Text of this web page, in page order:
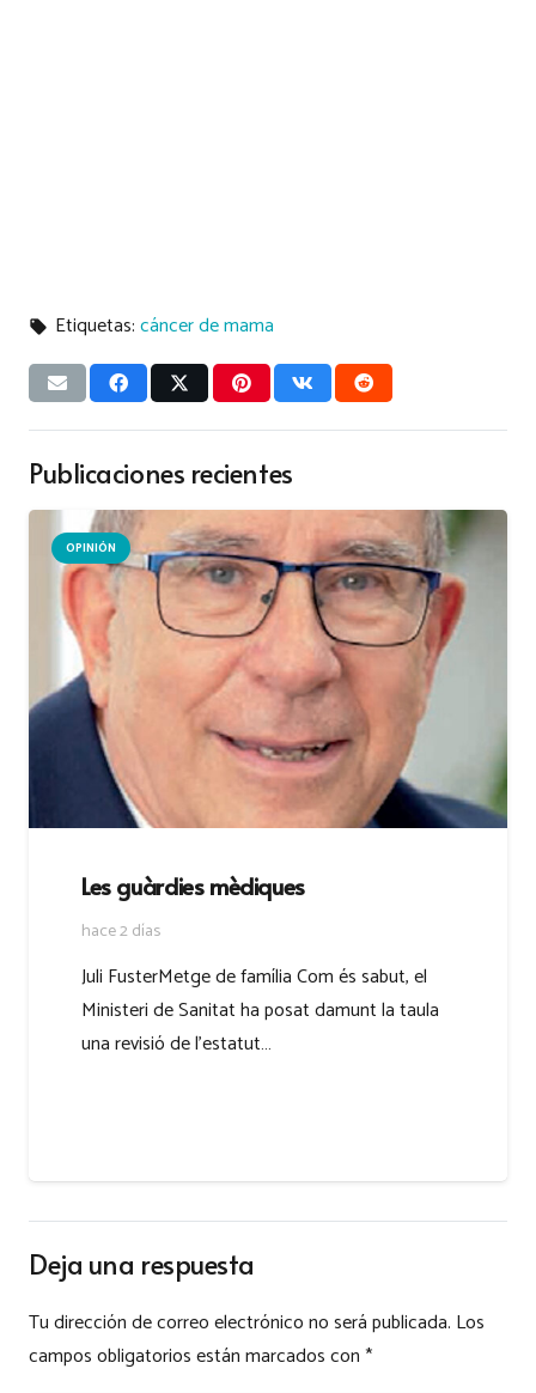
local_offer Etiquetas:cáncer de mama
Publicaciones recientes
OPINIÓN
Les guàrdies mèdiques
hace 2 días
Juli FusterMetge de família Com és sabut, el
Ministeri de Sanitat ha posat damunt la taula
una revisió de l’estatut…
Deja una respuesta
Tu dirección de correo electrónico no será publicada. Los
campos obligatorios están marcados con*